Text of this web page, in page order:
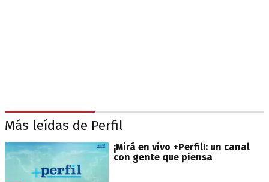
Más leídas de Perfil
¡Mirá en vivo +Perfil!: un canal
con gente que piensa